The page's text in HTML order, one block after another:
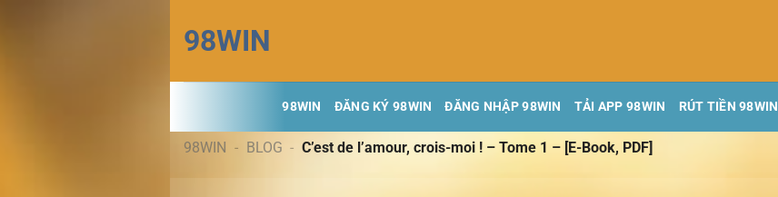
đến
nội
dung
98WIN
98WIN ĐĂNG KÝ 98WIN ĐĂNG NHẬP 98WIN TẢI APP 98WIN RÚT TIỀN 98WIN
98WIN - BLOG - C’est de l’amour, crois-moi ! – Tome 1 – [E-Book, PDF]